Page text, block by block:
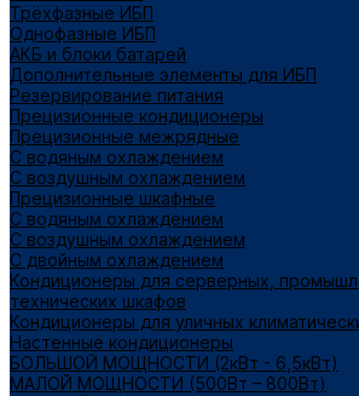
Трёхфазные ИБП
Однофазные ИБП
АКБ и блоки батарей
Дополнительные элементы для ИБП
Резервирование питания
Прецизионные кондиционеры
Прецизионные межрядные
С водяным охлаждением
С воздушным охлаждением
Прецизионные шкафные
С водяным охлаждением
С воздушным охлаждением
С двойным охлаждением
Кондиционеры для серверных,
технических шкафов
Кондиционеры для уличных
Настенные кондиционеры
БОЛЬШОЙ МОЩНОСТИ (2кВт - 6,5кВт)
МАЛОЙ МОЩНОСТИ (500Вт – 800Вт)